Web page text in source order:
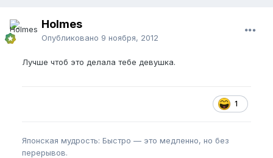
Holmes
Опубликовано 9 ноября, 2012
Лучше чтоб это делала тебе девушка.
1
Японская мудрость: Быстро — это медленно, но без
перерывов.